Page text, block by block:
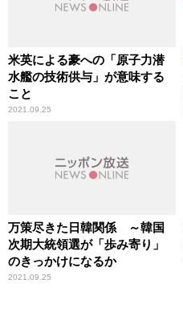
米英による豪への「原子力潜
水艦の技術供与」が意味する
こと
2021.09.25
万策尽きた日韓関係 ～韓国
次期大統領選が「歩み寄り」
のきっかけになるか
2021.09.25